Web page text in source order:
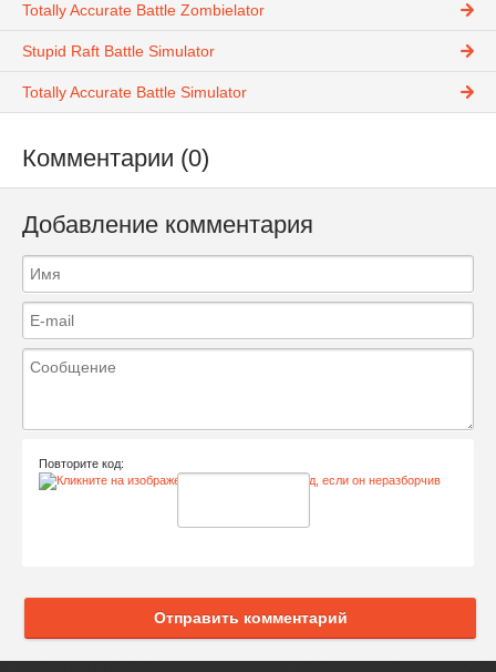
Totally Accurate Battle Zombielator
Stupid Raft Battle Simulator
Totally Accurate Battle Simulator
Комментарии (0)
Добавление комментария
Повторите код:
Отправить комментарий